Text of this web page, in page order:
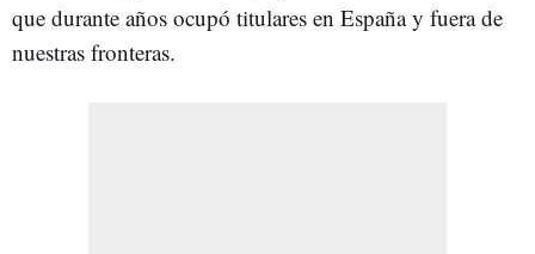
que durante años ocupó titulares en España y fuera de
nuestras fronteras.